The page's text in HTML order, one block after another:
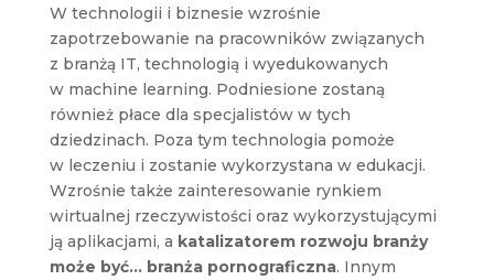
W technologii i biznesie wzrośnie
zapotrzebowanie na pracowników związanych
z branżą IT, technologią i wyedukowanych
w machine learning. Podniesione zostaną
również płace dla specjalistów w tych
dziedzinach. Poza tym technologia pomoże
w leczeniu i zostanie wykorzystana w edukacji.
Wzrośnie także zainteresowanie rynkiem
wirtualnej rzeczywistości oraz wykorzystującymi
ją aplikacjami, a katalizatorem rozwoju branży
może być… branża pornograficzna. Innym